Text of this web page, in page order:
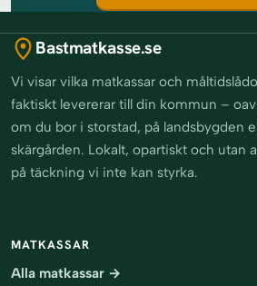
Bastmatkasse.se
Vi visar vilka matkassar och
faktiskt levererar till din kommun –
om du bor i storstad, på landsbygden
skärgården. Lokalt, opartiskt och utan
på täckning vi inte kan styrka.
MATKASSAR
Alla matkassar →